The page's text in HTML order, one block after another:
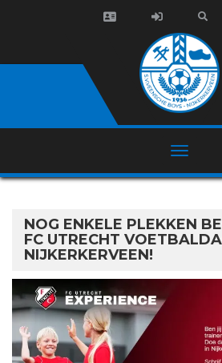
NOG ENKELE PLEKKEN
FC UTRECHT
NIJKERKERVEEN!